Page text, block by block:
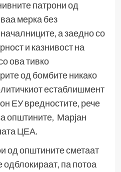
патрони од
мерка без
а заедно со
и казнивост на
ова тивко
од бомбите никако
естаблишмент
ЕУ вредностите, рече
општините, Марјан
ЦЕА.
од општините сметаат
па потоа